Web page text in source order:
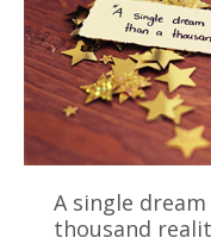
A single
thousand